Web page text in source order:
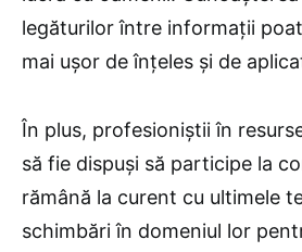
legăturilor între informații
mai ușor de înțeles și de
În plus, profesioniștii în
să fie dispuși să participe la
rămână la curent cu ultimele
schimbări în domeniul lor